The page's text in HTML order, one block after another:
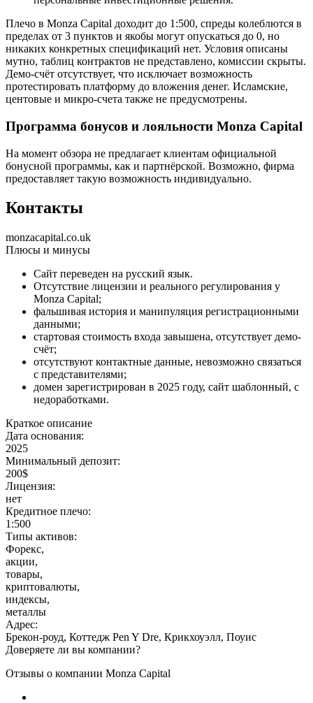
Плечо в Monza Capital доходит до 1:500, спреды колеблются в
пределах от 3 пунктов и якобы могут опускаться до 0, но
никаких конкретных спецификаций нет. Условия описаны
мутно, таблиц контрактов не представлено, комиссии скрыты.
Демо-счёт отсутствует, что исключает возможность
протестировать платформу до вложения денег. Исламские,
центовые и микро-счета также не предусмотрены.
Программа бонусов и лояльности Monza Capital
На момент обзора не предлагает клиентам официальной
бонусной программы, как и партнёрской. Возможно, фирма
предоставляет такую возможность индивидуально.
Контакты
monzacapital.co.uk
Плюсы и минусы
Сайт переведен на русский язык.
Отсутствие лицензии и реального регулирования у
Monza Capital;
фальшивая история и манипуляция регистрационными
данными;
стартовая стоимость входа завышена, отсутствует демо-
счёт;
отсутствуют контактные данные, невозможно связаться
с представителями;
домен зарегистрирован в 2025 году, сайт шаблонный, с
недоработками.
Краткое описание
Дата основания:
2025
Минимальный депозит:
200$
Лицензия:
нет
Кредитное плечо:
1:500
Типы активов:
Форекс,
акции,
товары,
криптовалюты,
индексы,
металлы
Адрес:
Брекон-роуд, Коттедж Pen Y Dre, Крикхоуэлл, Поуис
Доверяете ли вы компании?
Отзывы о компании Monza Capital